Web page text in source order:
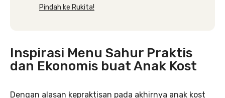
Pindah ke Rukita!
Inspirasi Menu Sahur Praktis
dan Ekonomis buat Anak Kost
Dengan alasan kepraktisan pada akhirnya anak kost